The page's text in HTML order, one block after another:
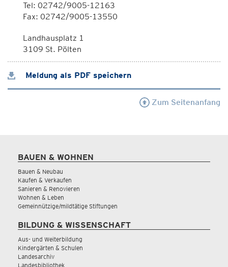
Tel: 02742/9005-12163
Fax: 02742/9005-13550
Landhausplatz 1
3109 St. Pölten
Meldung als PDF speichern
Zum Seitenanfang
BAUEN & WOHNEN
Bauen & Neubau
Kaufen & Verkaufen
Sanieren & Renovieren
Wohnen & Leben
Gemeinnützige/mildtätige Stiftungen
BILDUNG & WISSENSCHAFT
Aus- und Weiterbildung
Kindergärten & Schulen
Landesarchiv
Landesbibliothek